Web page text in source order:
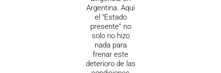
Argentina. Aquí
el “Estado
presente” no
solo no hizo
nada para
frenar este
deterioro de las